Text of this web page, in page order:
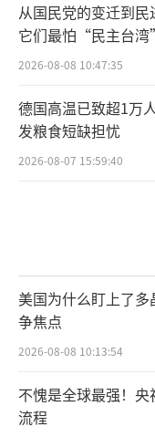
从国民党的变迁到民
它们最怕“民主台
2026-08-08 10:47:35
德国高温已致超1万
发粮食短缺担忧
2026-08-07 15:59:40
美国为什么盯上了
争焦点
2026-08-08 10:13:54
不愧是全球最强！
流程